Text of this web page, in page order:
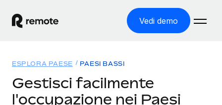
Vedi demo
ASSUMI NEL MONDO
Soluzioni
ESPLORA PAESE PAESI BASSI
Gestisci facilmente
l'occupazione nei Paesi